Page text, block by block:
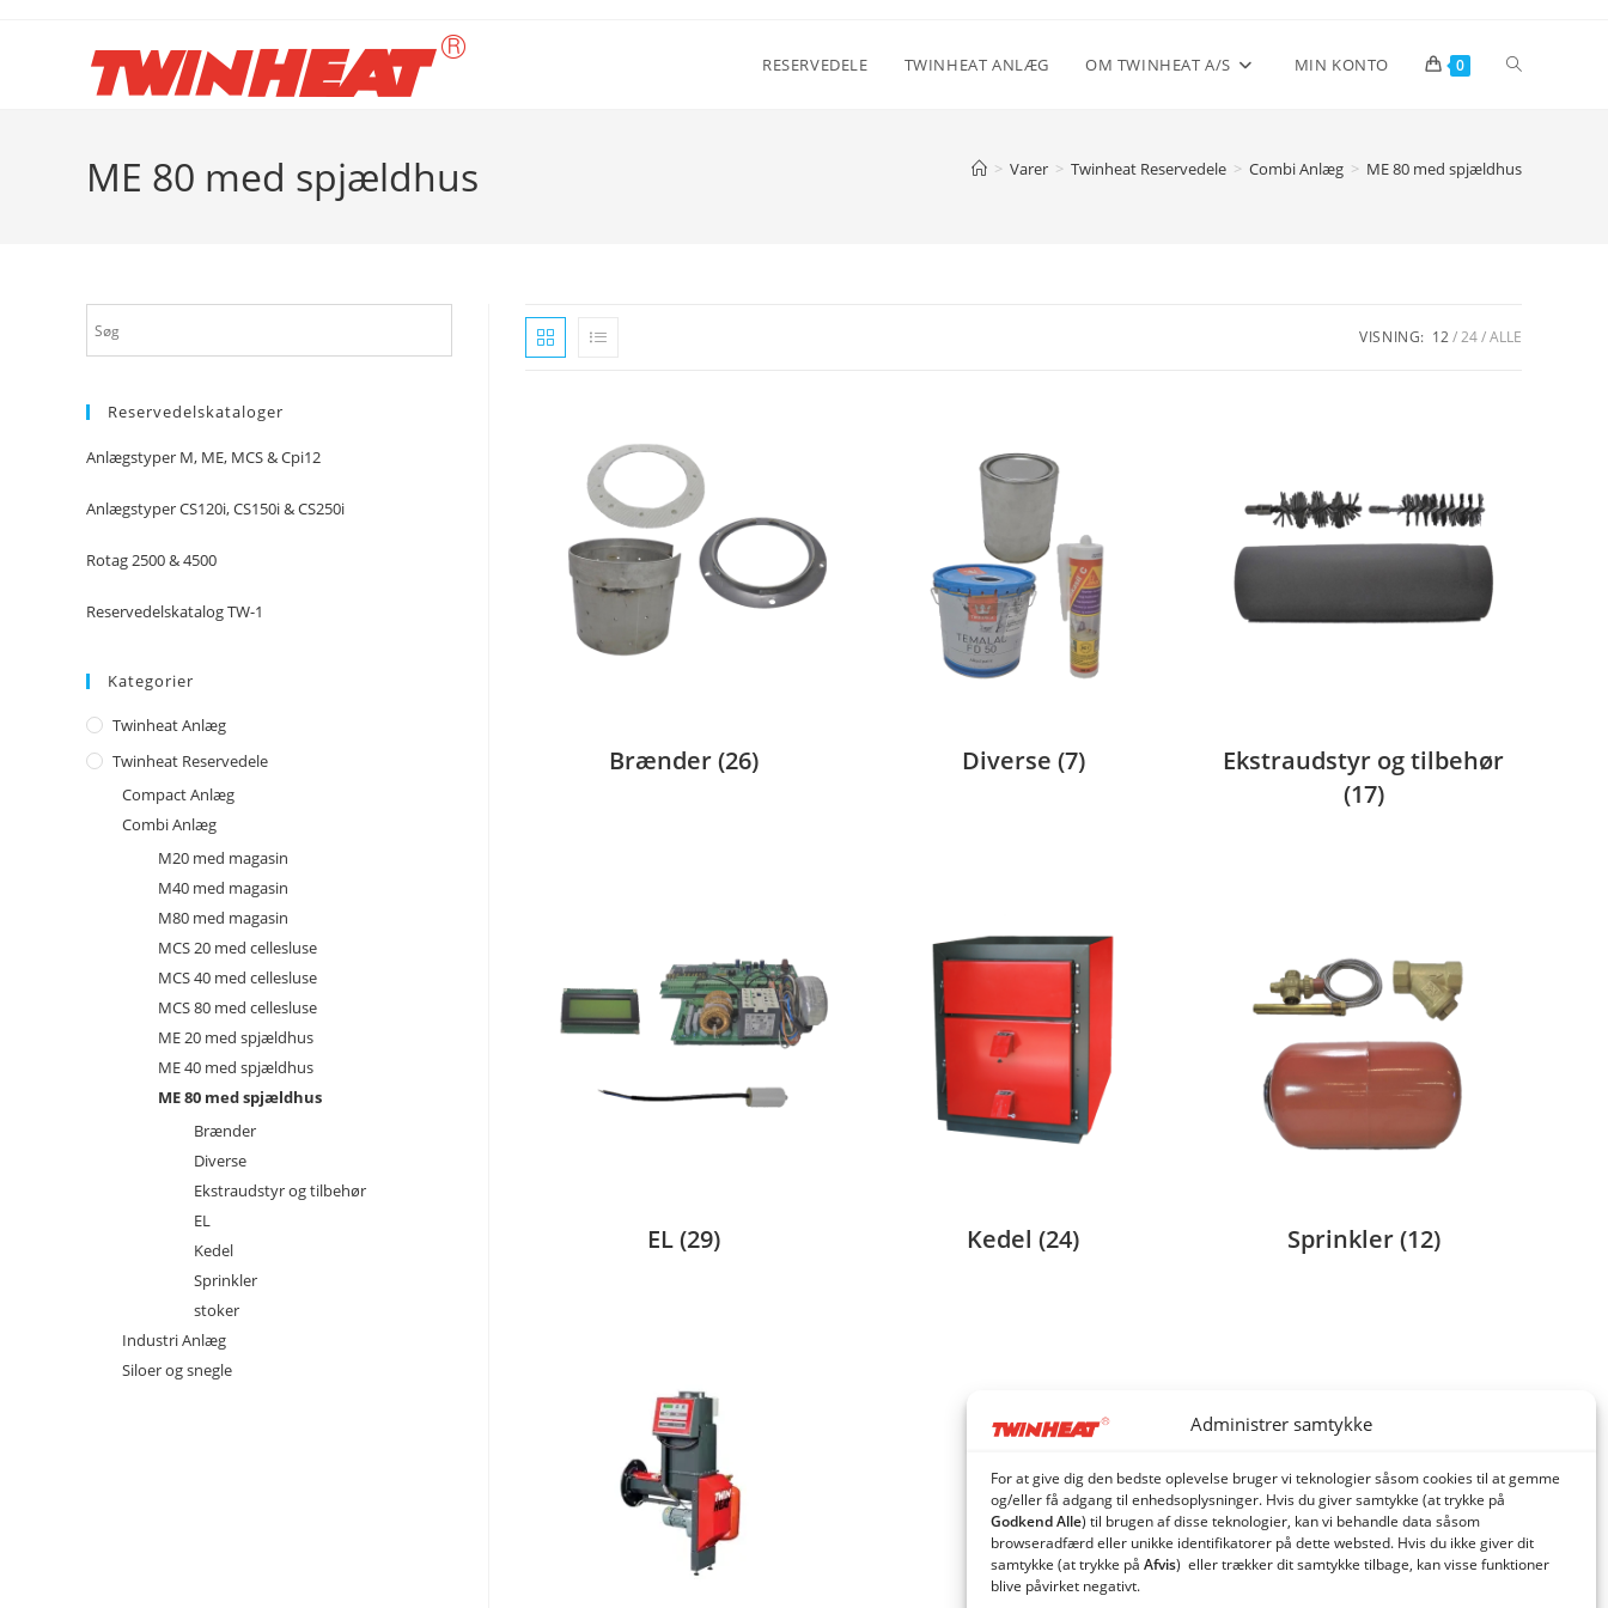
Administrer samtykke
For at give dig den bedste oplevelse bruger vi teknologier såsom cookies til at gemme
og/eller få adgang til enhedsoplysninger. Hvis du giver samtykke (at trykke på
Godkend Alle) til brugen af ​​disse teknologier, kan vi behandle data såsom
browseradfærd eller unikke identifikatorer på dette websted. Hvis du ikke giver dit
samtykke (at trykke på Afvis) eller trækker dit samtykke tilbage, kan visse funktioner
blive påvirket negativt.
RESERVEDELE TWINHEAT ANLÆG OM TWINHEAT A/S MIN KONTO 0 Toggle
ME 80 med spjældhus > Varer > Twinheat Reservedele > Combi Anlæg > ME 80 med spjældhus
VISNING: 12 24 ALLE
Brænder(26) Diverse (7)
Ekstraudstyr og tilbehør
(17)
EL(29) Kedel(24) Sprinkler(12)
Reservedelskataloger
Anlægstyper M, ME, MCS & Cpi12
Anlægstyper CS120i, CS150i & CS250i
Rotag 2500 & 4500
Reservedelskatalog TW-1
Kategorier
Twinheat Anlæg
Twinheat Reservedele
Compact Anlæg
Combi Anlæg
M20 med magasin
M40 med magasin
M80 med magasin
MCS 20 med cellesluse
MCS 40 med cellesluse
MCS 80 med cellesluse
ME 20 med spjældhus
ME 40 med spjældhus
ME 80 med spjældhus
Brænder
Diverse
Ekstraudstyr og tilbehør
EL
Kedel
Sprinkler
stoker
Industri Anlæg
Siloer og snegle